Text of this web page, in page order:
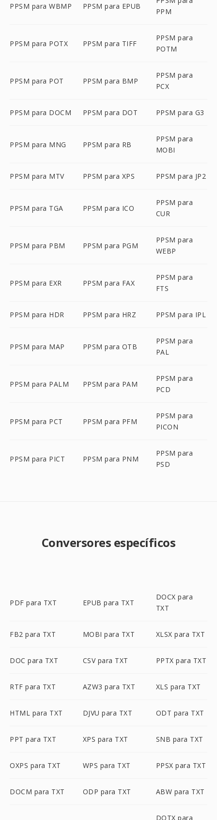
PPSM para WBMP PPSM para EPUB
PPM
PPSM para POTX PPSM para TIFF
PPSM para
POTM
PPSM para POT PPSM para BMP
PPSM para
PCX
PPSM para DOCM PPSM para DOT PPSM para G3
PPSM para MNG PPSM para RB
PPSM para
MOBI
PPSM para MTV PPSM para XPS PPSM para JP2
PPSM para TGA PPSM para ICO
PPSM para
CUR
PPSM para PBM PPSM para PGM
PPSM para
WEBP
PPSM para EXR PPSM para FAX
PPSM para
FTS
PPSM para HDR PPSM para HRZ PPSM para IPL
PPSM para MAP PPSM para OTB
PPSM para
PAL
PPSM para PALM PPSM para PAM
PPSM para
PCD
PPSM para PCT PPSM para PFM
PPSM para
PICON
PPSM para PICT PPSM para PNM
PPSM para
PSD
Conversores específicos
PDF para TXT EPUB para TXT
DOCX para
TXT
FB2 para TXT MOBI para TXT XLSX para TXT
DOC para TXT CSV para TXT PPTX para TXT
RTF para TXT AZW3 para TXT XLS para TXT
HTML para TXT DJVU para TXT ODT para TXT
PPT para TXT XPS para TXT SNB para TXT
OXPS para TXT WPS para TXT PPSX para TXT
DOCM para TXT ODP para TXT ABW para TXT
DOTX para